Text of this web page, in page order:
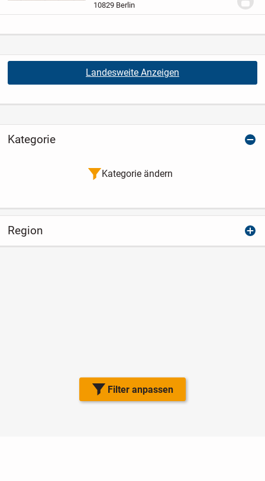
Filter anpassen
10829 Berlin
Landesweite Anzeigen
Kategorie
Kategorie ändern
Region